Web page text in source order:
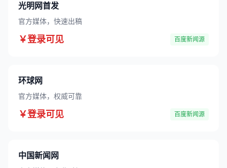
光明网首发
官方媒体，快速出稿
￥登录可见 百度新闻源
环球网
官方媒体，权威可靠
￥登录可见 百度新闻源
中国新闻网